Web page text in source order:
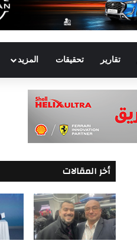
تقارير تحقيقات المزيد
أخر المقالات